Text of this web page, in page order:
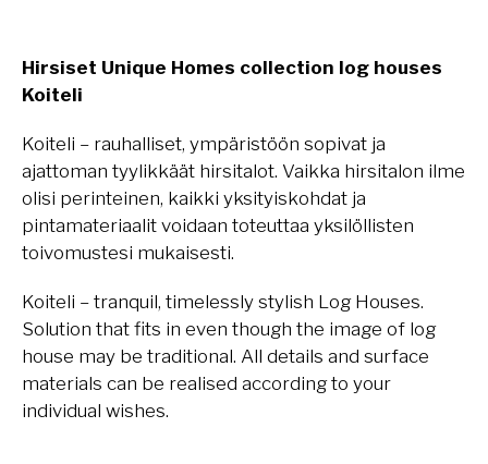
Hirsiset Unique Homes collection log houses
Koiteli
Koiteli – rauhalliset, ympäristöön sopivat ja
ajattoman tyylikkäät hirsitalot. Vaikka hirsitalon ilme
olisi perinteinen, kaikki yksityiskohdat ja
pintamateriaalit voidaan toteuttaa yksilöllisten
toivomustesi mukaisesti.
Koiteli – tranquil, timelessly stylish Log Houses.
Solution that fits in even though the image of log
house may be traditional. All details and surface
materials can be realised according to your
individual wishes.